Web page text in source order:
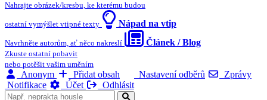
Nahrajte obrázek/kresbu, ke kterému budou
ostatní vymýšlet vtipné texty Nápad na vtip
Navrhněte autorům, ať něco nakreslí Článek / Blog
Zkuste ostatní pobavit
nebo potěšit vašim uměním
Anonym Přidat obsah Nastavení odběrů
Zprávy
Notifikace
Účet Odhlásit